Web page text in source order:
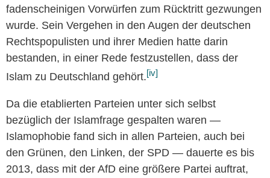
fadenscheinigen Vorwürfen zum Rücktritt gezwungen
wurde. Sein Vergehen in den Augen der deutschen
Rechtspopulisten und ihrer Medien hatte darin
bestanden, in einer Rede festzustellen, dass der
Islam zu Deutschland gehört.[iv]
Da die etablierten Parteien unter sich selbst
bezüglich der Islamfrage gespalten waren —
Islamophobie fand sich in allen Parteien, auch bei
den Grünen, den Linken, der SPD — dauerte es bis
2013, dass mit der AfD eine größere Partei auftrat,